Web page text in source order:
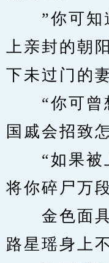
”你可知
上亲封的朝
下未过门的
“你可曾
国戚会招致
“如果被
将你碎尸万
金色面具
路星瑶身上